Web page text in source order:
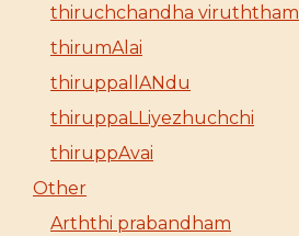
thiruchchandha viruththam
thirumAlai
thiruppallANdu
thiruppaLLiyezhuchchi
thiruppAvai
Other
Arththi prabandham